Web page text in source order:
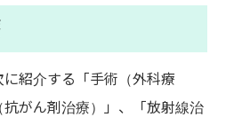
紹介する「手術（外科療
がん剤治療）」、「放射線治